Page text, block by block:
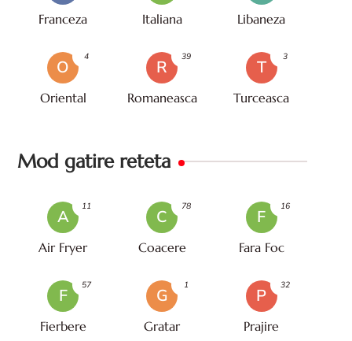
Franceza Italiana Libaneza
O
Oriental
4
R
Romaneasca
39
T
Turceasca
3
Mod gatire reteta
A
Air Fryer
11
C
Coacere
78
F
Fara Foc
16
F
Fierbere
57
G
Gratar
1
P
Prajire
32